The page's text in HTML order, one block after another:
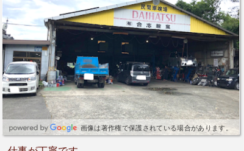
画像は著作権で保護されている場合があります。